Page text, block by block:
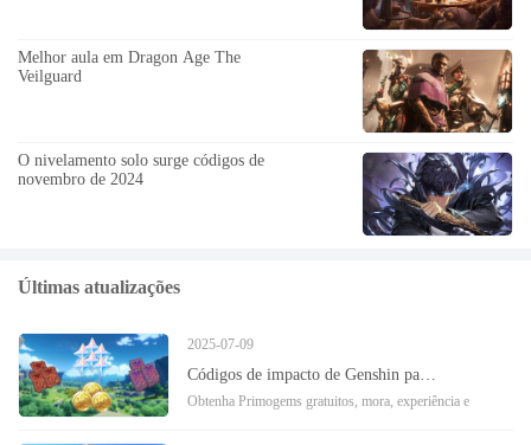
Melhor aula em Dragon Age The
Veilguard
O nivelamento solo surge códigos de
novembro de 2024
Últimas atualizações
2025-07-09
Códigos de impacto de Genshin para novembro de 2024 e como resgatá -los
Obtenha Primogems gratuitos, mora, experiência e